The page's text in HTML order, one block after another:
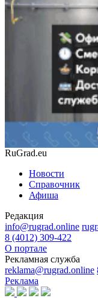
RuGrad.eu
Новости
Справочник
Афиша
Редакция
info@rugrad.online
8 (4012) 309-422
О портале
Рекламная служба
reklama@rugrad.online
Реклама